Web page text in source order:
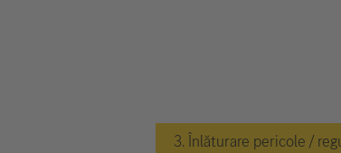
3. Înlăturare pericole /